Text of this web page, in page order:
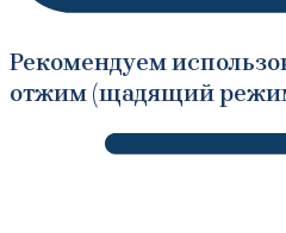
Рекомендуем
отжим (щадящий